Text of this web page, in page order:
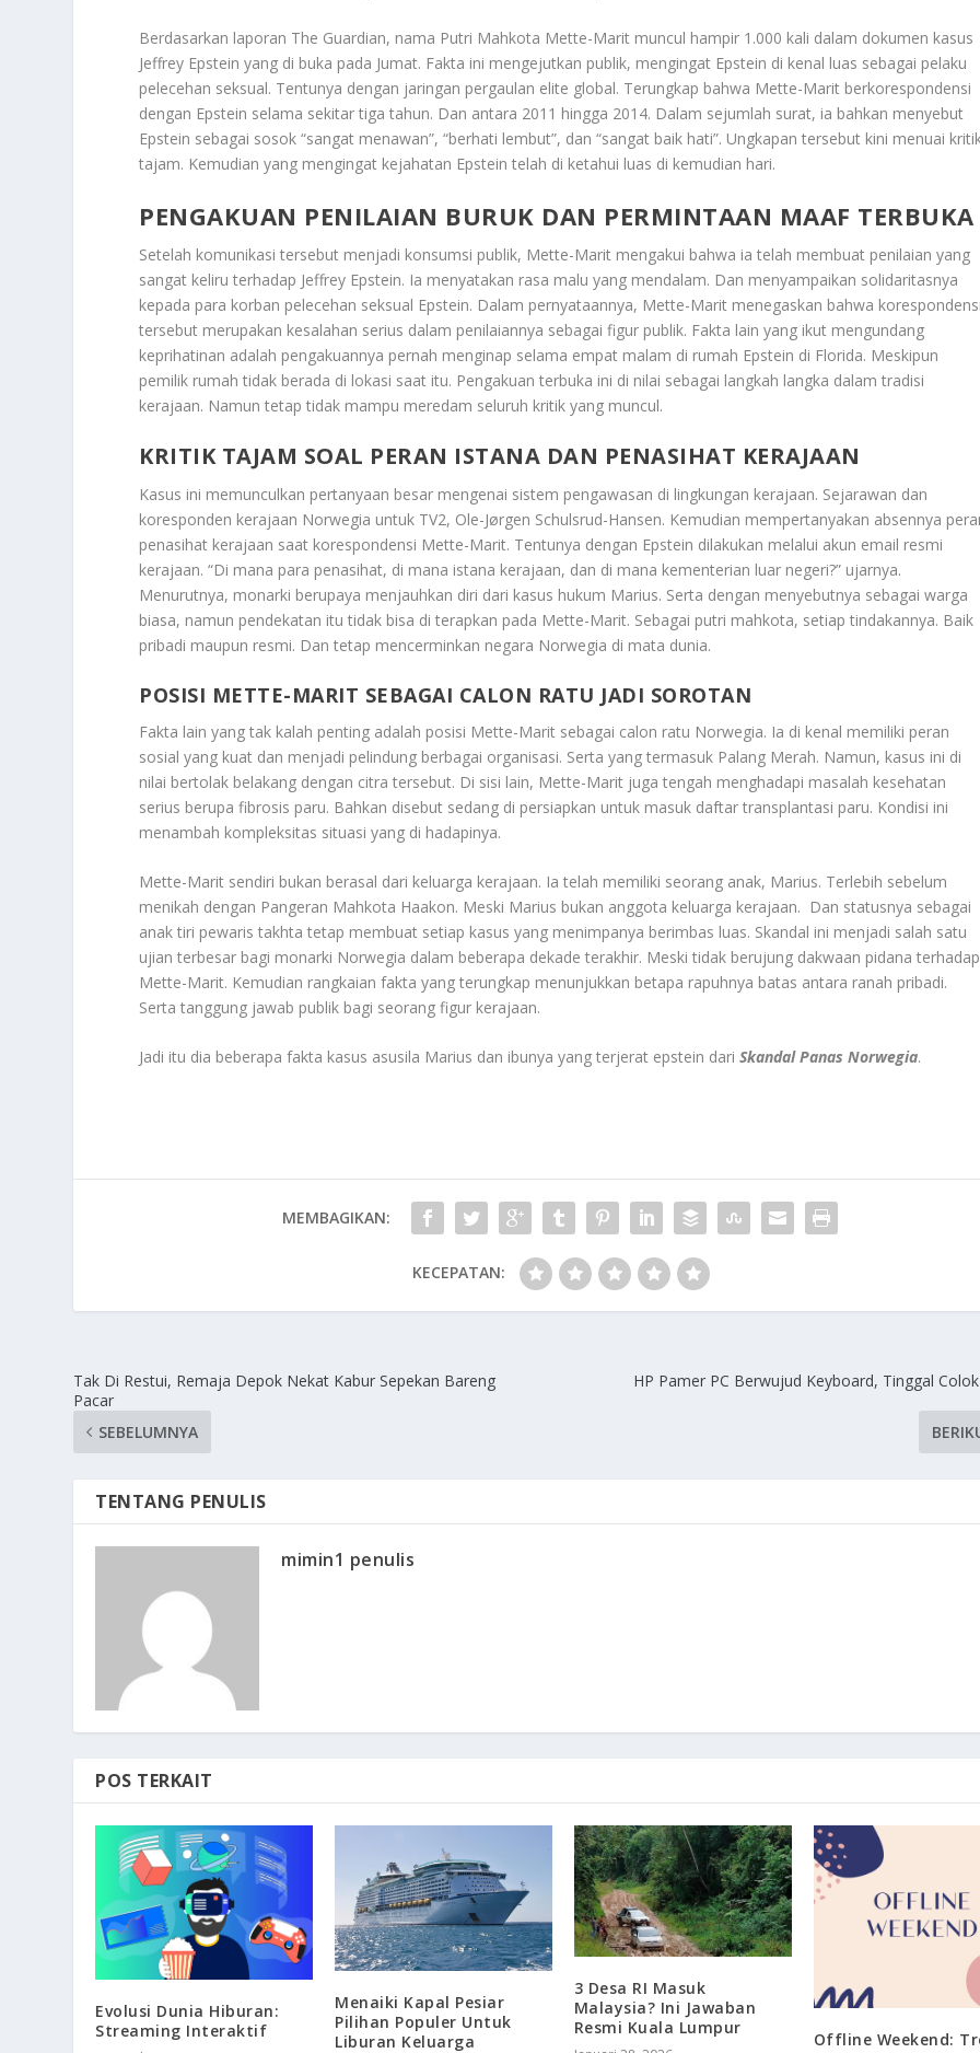
Berdasarkan laporan The Guardian, nama Putri Mahkota Mette-Marit muncul hampir 1.000 kali dalam dokumen kasus
Jeffrey Epstein yang di buka pada Jumat. Fakta ini mengejutkan publik, mengingat Epstein di kenal luas sebagai pelaku
pelecehan seksual. Tentunya dengan jaringan pergaulan elite global. Terungkap bahwa Mette-Marit berkorespondensi
dengan Epstein selama sekitar tiga tahun. Dan antara 2011 hingga 2014. Dalam sejumlah surat, ia bahkan menyebut
Epstein sebagai sosok “sangat menawan”, “berhati lembut”, dan “sangat baik hati”. Ungkapan tersebut kini menuai
tajam. Kemudian yang mengingat kejahatan Epstein telah di ketahui luas di kemudian hari.
PENGAKUAN PENILAIAN BURUK DAN PERMINTAAN MAAF TERBUKA
Setelah komunikasi tersebut menjadi konsumsi publik, Mette-Marit mengakui bahwa ia telah membuat penilaian yang
sangat keliru terhadap Jeffrey Epstein. Ia menyatakan rasa malu yang mendalam. Dan menyampaikan solidaritasnya
kepada para korban pelecehan seksual Epstein. Dalam pernyataannya, Mette-Marit menegaskan bahwa
tersebut merupakan kesalahan serius dalam penilaiannya sebagai figur publik. Fakta lain yang ikut mengundang
keprihatinan adalah pengakuannya pernah menginap selama empat malam di rumah Epstein di Florida. Meskipun
pemilik rumah tidak berada di lokasi saat itu. Pengakuan terbuka ini di nilai sebagai langkah langka dalam tradisi
kerajaan. Namun tetap tidak mampu meredam seluruh kritik yang muncul.
KRITIK TAJAM SOAL PERAN ISTANA DAN PENASIHAT KERAJAAN
Kasus ini memunculkan pertanyaan besar mengenai sistem pengawasan di lingkungan kerajaan. Sejarawan dan
koresponden kerajaan Norwegia untuk TV2, Ole-Jørgen Schulsrud-Hansen. Kemudian mempertanyakan absennya
penasihat kerajaan saat korespondensi Mette-Marit. Tentunya dengan Epstein dilakukan melalui akun email resmi
kerajaan. “Di mana para penasihat, di mana istana kerajaan, dan di mana kementerian luar negeri?” ujarnya.
Menurutnya, monarki berupaya menjauhkan diri dari kasus hukum Marius. Serta dengan menyebutnya sebagai warga
biasa, namun pendekatan itu tidak bisa di terapkan pada Mette-Marit. Sebagai putri mahkota, setiap tindakannya. Baik
pribadi maupun resmi. Dan tetap mencerminkan negara Norwegia di mata dunia.
POSISI METTE-MARIT SEBAGAI CALON RATU JADI SOROTAN
Fakta lain yang tak kalah penting adalah posisi Mette-Marit sebagai calon ratu Norwegia. Ia di kenal memiliki peran
sosial yang kuat dan menjadi pelindung berbagai organisasi. Serta yang termasuk Palang Merah. Namun, kasus ini di
nilai bertolak belakang dengan citra tersebut. Di sisi lain, Mette-Marit juga tengah menghadapi masalah kesehatan
serius berupa fibrosis paru. Bahkan disebut sedang di persiapkan untuk masuk daftar transplantasi paru. Kondisi ini
menambah kompleksitas situasi yang di hadapinya.
Mette-Marit sendiri bukan berasal dari keluarga kerajaan. Ia telah memiliki seorang anak, Marius. Terlebih sebelum
menikah dengan Pangeran Mahkota Haakon. Meski Marius bukan anggota keluarga kerajaan. Dan statusnya sebagai
anak tiri pewaris takhta tetap membuat setiap kasus yang menimpanya berimbas luas. Skandal ini menjadi salah satu
ujian terbesar bagi monarki Norwegia dalam beberapa dekade terakhir. Meski tidak berujung dakwaan pidana terhadap
Mette-Marit. Kemudian rangkaian fakta yang terungkap menunjukkan betapa rapuhnya batas antara ranah pribadi.
Serta tanggung jawab publik bagi seorang figur kerajaan.
Jadi itu dia beberapa fakta kasus asusila Marius dan ibunya yang terjerat epstein dariSkandal Panas Norwegia.
MEMBAGIKAN:
KECEPATAN:
Tak Di Restui, Remaja Depok Nekat Kabur Sepekan Bareng
Pacar
SEBELUMNYA
HP Pamer PC Berwujud Keyboard, Tinggal
TENTANG PENULIS
mimin1 penulis
POS TERKAIT
Evolusi Dunia Hiburan:
Streaming Interaktif
Menaiki Kapal Pesiar
Pilihan Populer Untuk
Liburan Keluarga
3 Desa RI Masuk
Malaysia? Ini Jawaban
Resmi Kuala Lumpur
Offline Weekend: